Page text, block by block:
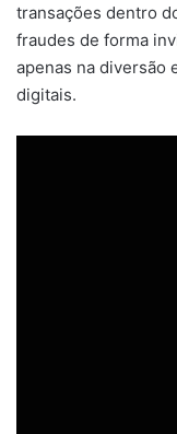
transações dentro
fraudes de forma
apenas na diversão
digitais.